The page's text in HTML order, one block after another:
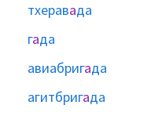
тхеравада
гада
авиабригада
агитбригада